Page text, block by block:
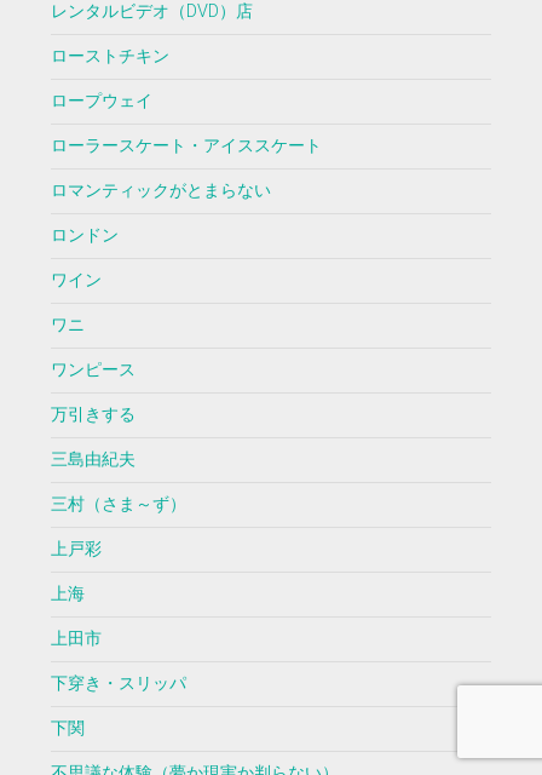
レンタルビデオ（DVD）店
ローストチキン
ロープウェイ
ローラースケート・アイススケート
ロマンティックがとまらない
ロンドン
ワイン
ワニ
ワンピース
万引きする
三島由紀夫
三村（さま～ず）
上戸彩
上海
上田市
下穿き・スリッパ
下関